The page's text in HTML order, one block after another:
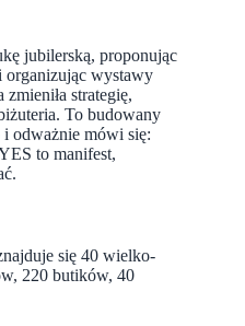
jubilerską, proponując
organizując wystawy
strategię,
To budowany
i odważnie mówi się:
to manifest,
się 40 wielko-
220 butików, 40